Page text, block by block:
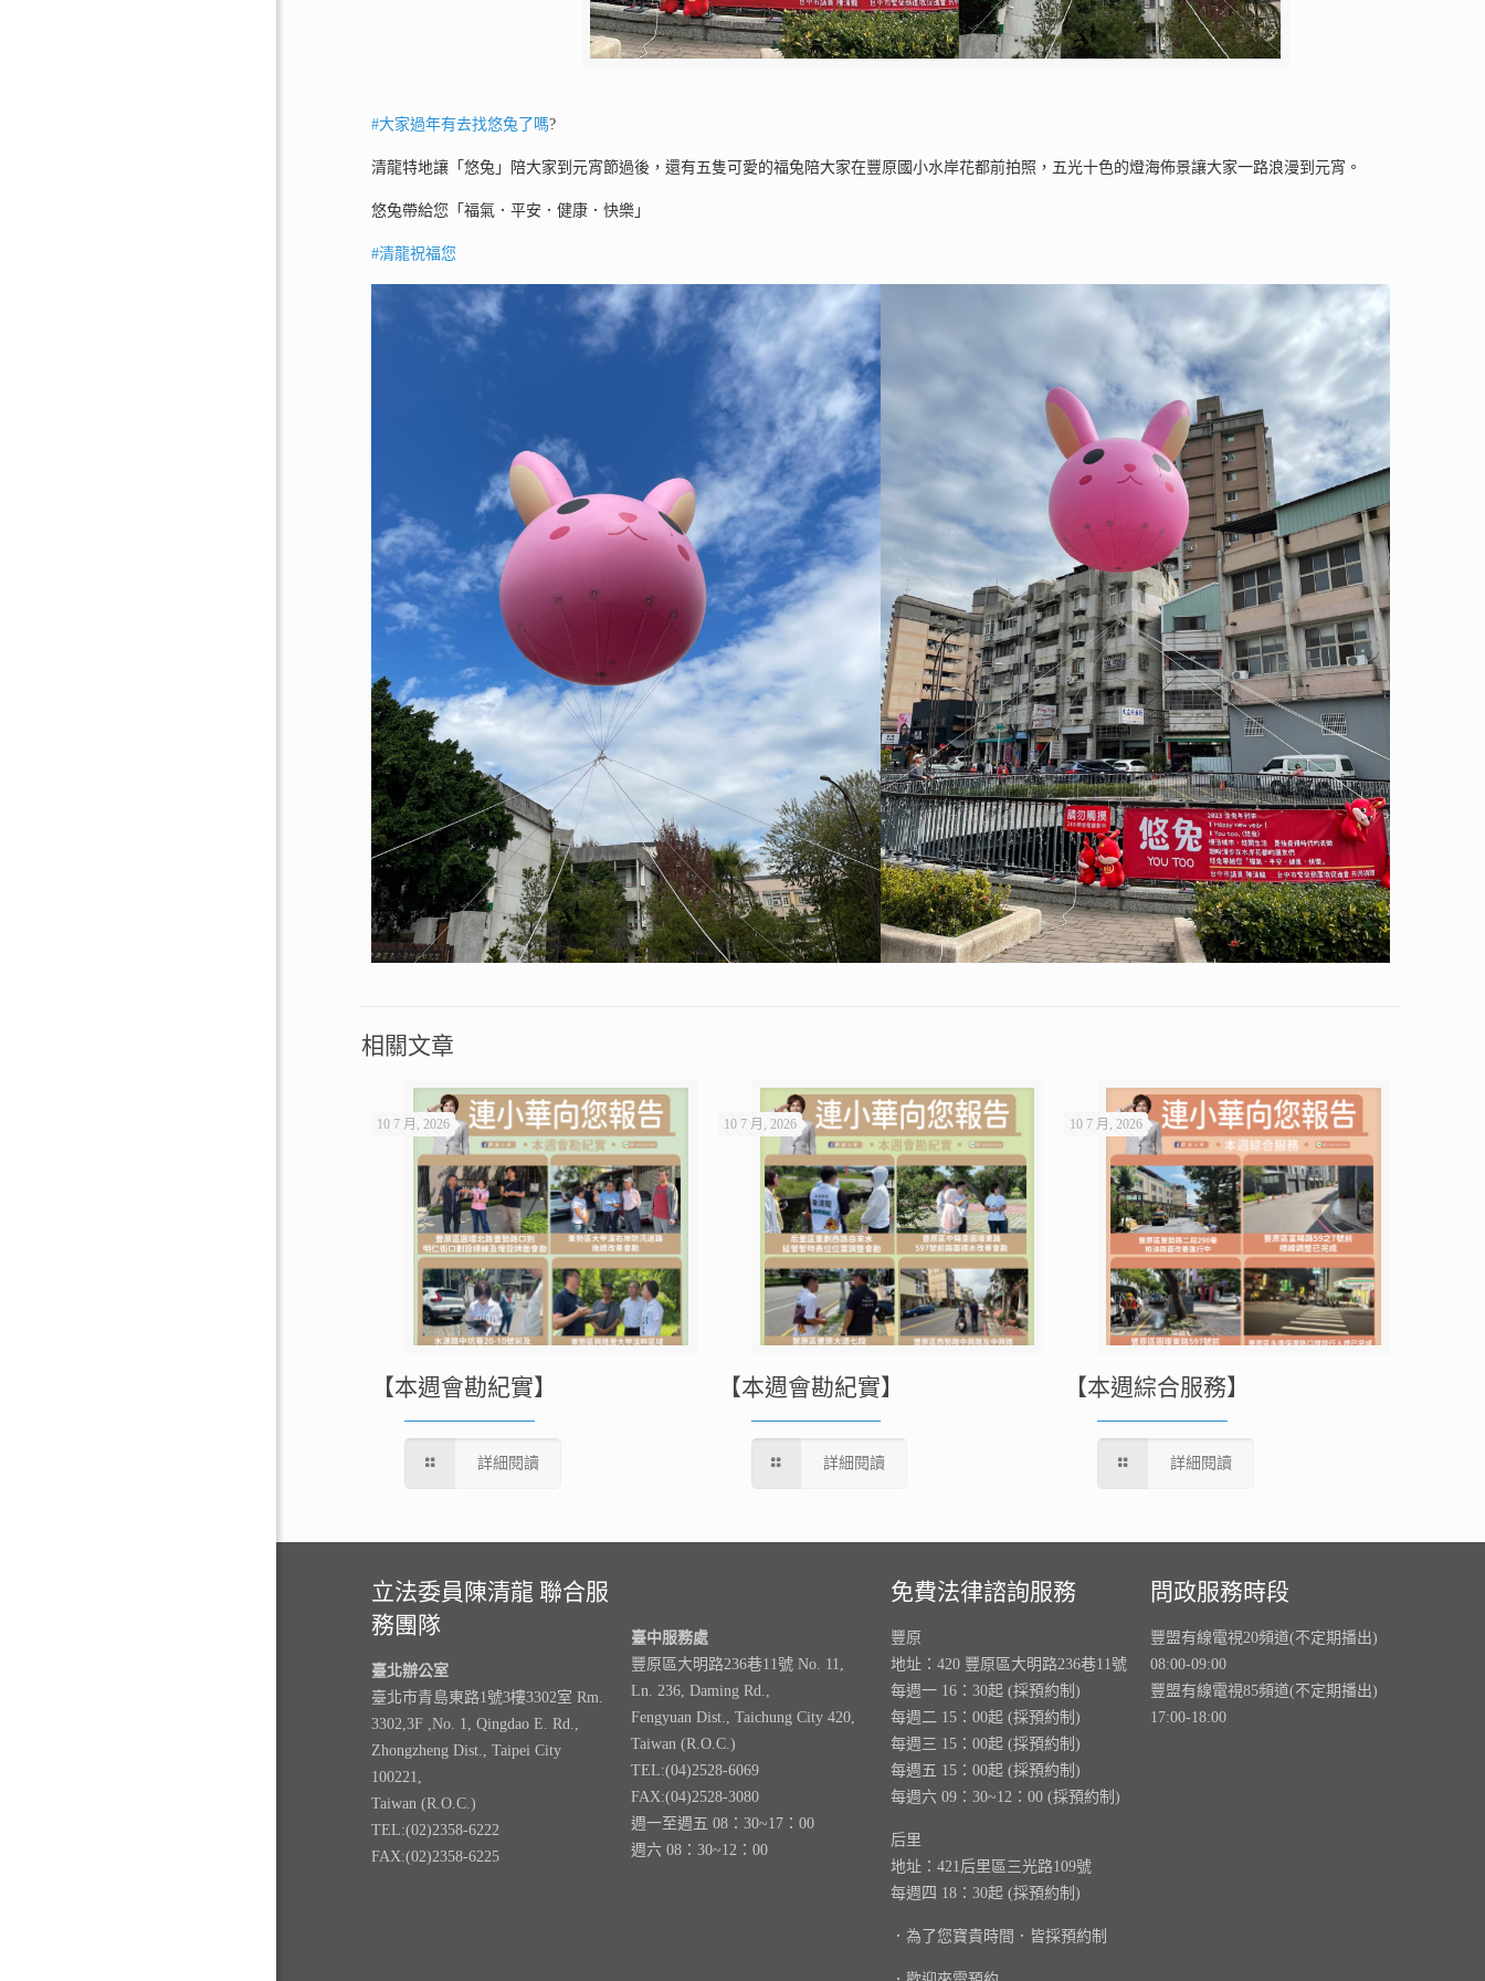
#大家過年有去找悠兔了嗎?
清龍特地讓「悠兔」陪大家到元宵節過後，還有五隻可愛的福兔陪大家在豐原國小水岸花都前拍照，五光十色的燈海佈景讓大家一路浪漫到元宵。
悠兔帶給您「福氣．平安．健康．快樂」
#清龍祝福您
相關文章
10 7 月, 2026
【本週會勘紀實】
詳細閱讀
10 7 月, 2026
【本週會勘紀實】
詳細閱讀
10 7 月, 2026
【本週綜合服務】
詳細閱讀
立法委員陳清龍 聯合服
務團隊
臺北辦公室
臺北市青島東路1號3樓3302室 Rm.
3302,3F ,No. 1, Qingdao E. Rd.,
Zhongzheng Dist., Taipei City
100221,
Taiwan (R.O.C.)
TEL:(02)2358-6222
FAX:(02)2358-6225
臺中服務處
豐原區大明路236巷11號 No. 11,
Ln. 236, Daming Rd.,
Fengyuan Dist., Taichung City 420,
Taiwan (R.O.C.)
TEL:(04)2528-6069
FAX:(04)2528-3080
週一至週五 08：30~17：00
週六 08：30~12：00
免費法律諮詢服務
豐原
地址：420 豐原區大明路236巷11號
每週一 16：30起 (採預約制)
每週二 15：00起 (採預約制)
每週三 15：00起 (採預約制)
每週五 15：00起 (採預約制)
每週六 09：30~12：00 (採預約制)
后里
地址：421后里區三光路109號
每週四 18：30起 (採預約制)
．為了您寶貴時間．皆採預約制
問政服務時段
豐盟有線電視20頻道(不定期播出)
08:00-09:00
豐盟有線電視85頻道(不定期播出)
17:00-18:00